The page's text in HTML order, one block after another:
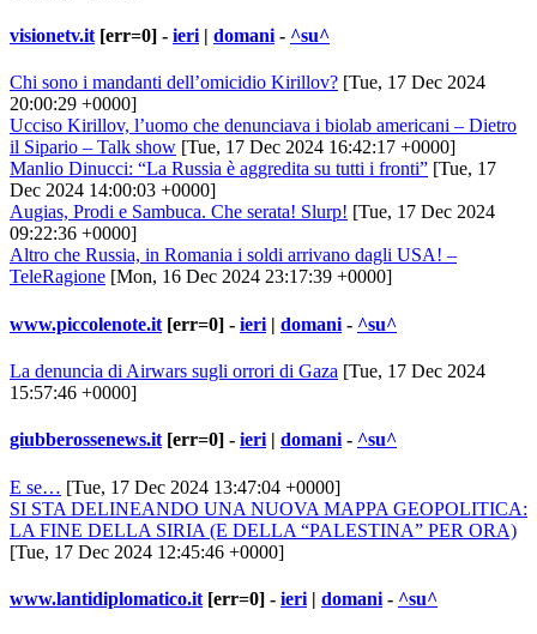
visionetv.it [err=0] - ieri | domani - ^su^
Chi sono i mandanti dell’omicidio Kirillov? [Tue, 17 Dec 2024
20:00:29 +0000]
Ucciso Kirillov, l’uomo che denunciava i biolab americani – Dietro
il Sipario – Talk show [Tue, 17 Dec 2024 16:42:17 +0000]
Manlio Dinucci: “La Russia è aggredita su tutti i fronti” [Tue, 17
Dec 2024 14:00:03 +0000]
Augias, Prodi e Sambuca. Che serata! Slurp! [Tue, 17 Dec 2024
09:22:36 +0000]
Altro che Russia, in Romania i soldi arrivano dagli USA! –
TeleRagione [Mon, 16 Dec 2024 23:17:39 +0000]
www.piccolenote.it [err=0] - ieri | domani - ^su^
La denuncia di Airwars sugli orrori di Gaza [Tue, 17 Dec 2024
15:57:46 +0000]
giubberossenews.it [err=0] - ieri | domani - ^su^
E se… [Tue, 17 Dec 2024 13:47:04 +0000]
SI STA DELINEANDO UNA NUOVA MAPPA GEOPOLITICA:
LA FINE DELLA SIRIA (E DELLA “PALESTINA” PER ORA)
[Tue, 17 Dec 2024 12:45:46 +0000]
www.lantidiplomatico.it [err=0] - ieri | domani - ^su^